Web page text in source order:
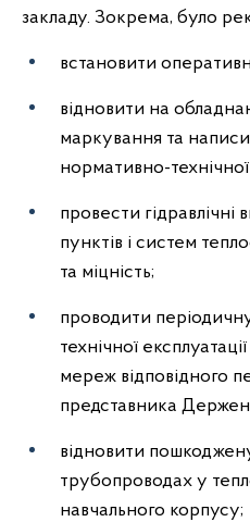
закладу. Зокрема, було
встановити
відновити на
маркування та
нормативно-
провести
пунктів і систем
та міцність;
проводити
технічної
мереж відповідного
представника
відновити пошкоджену
трубопроводах у
навчального корпусу;